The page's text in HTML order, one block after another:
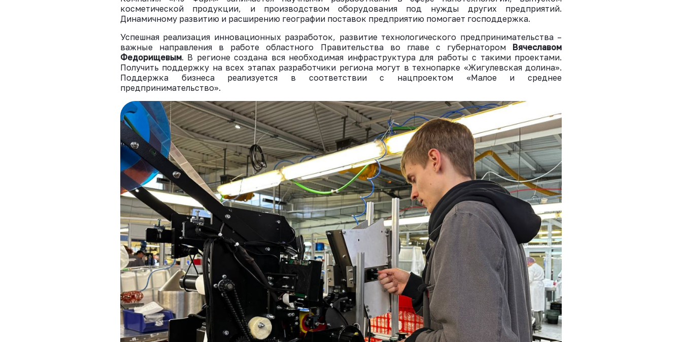
косметической продукции, и производством оборудования под нужды других предприятий.
Динамичному развитию и расширению географии поставок предприятию помогает господдержка.
Успешная реализация инновационных разработок, развитие технологического предпринимательства –
важные направления в работе областного Правительства во главе с губернатором Вячеславом
Федорищевым. В регионе создана вся необходимая инфраструктура для работы с такими проектами.
Получить поддержку на всех этапах разработчики региона могут в технопарке «Жигулевская долина».
Поддержка бизнеса реализуется в соответствии с нацпроектом «Малое и среднее
предпринимательство».
ВКонтакте